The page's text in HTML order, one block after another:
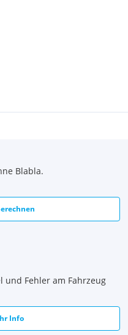
Blabla.
und Fehler am Fahrzeug
Info